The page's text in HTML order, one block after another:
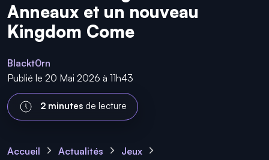
Anneaux et un nouveau
Kingdom Come
Blackt0rn
Publié le 20 Mai 2026 à 11h43
2 minutes de lecture
Accueil Actualités
Jeux